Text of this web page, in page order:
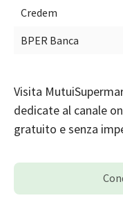
Credem
BPER Banca
Visita
dedicate al canale
gratuito e senza